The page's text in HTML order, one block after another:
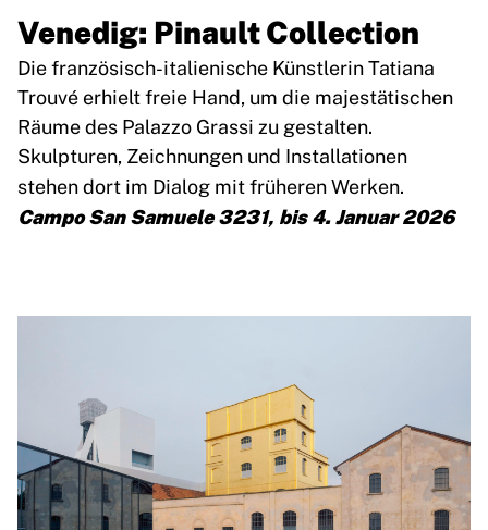
Venedig: Pinault Collection
Die französisch-italienische Künstlerin Tatiana
Trouvé erhielt freie Hand, um die majestätischen
Räume des Palazzo Grassi zu gestalten.
Skulpturen, Zeichnungen und Installationen
stehen dort im Dialog mit früheren Werken.
Campo San Samuele 3231, bis 4. Januar 2026